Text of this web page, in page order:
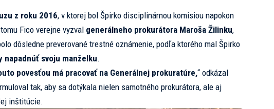
z roku 2016, v ktorej bol Špirko disciplinárnou komisiou napokon
Fico verejne vyzval generálneho prokurátora Maroša Žilinku,
dôsledne preverované trestné oznámenie, podľa ktorého mal Špirko
napadnúť svoju manželku.
povesťou má pracovať na Generálnej prokuratúre,“ odkázal
tak, aby sa dotýkala nielen samotného prokurátora, ale aj
inštitúcie.